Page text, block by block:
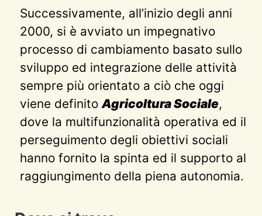
Successivamente, all’inizio degli anni
2000, si è avviato un impegnativo
processo di cambiamento basato sullo
sviluppo ed integrazione delle attività
sempre più orientato a ciò che oggi
viene definitoAgricoltura Sociale,
dove la multifunzionalità operativa ed il
perseguimento degli obiettivi sociali
hanno fornito la spinta ed il supporto al
raggiungimento della piena autonomia.